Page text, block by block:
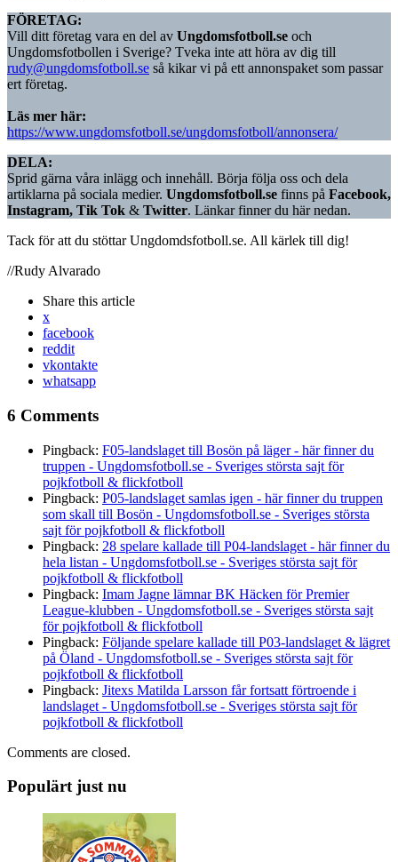
FÖRETAG:
Vill ditt företag vara en del av Ungdomsfotboll.se och
Ungdomsfotbollen i Sverige? Tveka inte att höra av dig till
rudy@ungdomsfotboll.se så kikar vi på ett annonspaket som passar
ert företag.
Läs mer här:
https://www.ungdomsfotboll.se/ungdomsfotboll/annonsera/
DELA:
Sprid gärna våra inlägg och innehåll. Börja följa oss och dela
artiklarna på sociala medier. Ungdomsfotboll.se finns på Facebook,
Instagram, Tik Tok & Twitter. Länkar finner du här nedan.
Tack för att du stöttar Ungdomdsfotboll.se. All kärlek till dig!
//Rudy Alvarado
Share this article
x
facebook
reddit
vkontakte
whatsapp
6 Comments
Pingback: F05-landslaget till Bosön på läger - här finner du
truppen - Ungdomsfotboll.se - Sveriges största sajt för
pojkfotboll & flickfotboll
Pingback: P05-landslaget samlas igen - här finner du truppen
som skall till Bosön - Ungdomsfotboll.se - Sveriges största
sajt för pojkfotboll & flickfotboll
Pingback: 28 spelare kallade till P04-landslaget - här finner du
hela listan - Ungdomsfotboll.se - Sveriges största sajt för
pojkfotboll & flickfotboll
Pingback: Imam Jagne lämnar BK Häcken för Premier
League-klubben - Ungdomsfotboll.se - Sveriges största sajt
för pojkfotboll & flickfotboll
Pingback: Följande spelare kallade till P03-landslaget & lägret
på Öland - Ungdomsfotboll.se - Sveriges största sajt för
pojkfotboll & flickfotboll
Pingback: Jitexs Matilda Larsson får fortsatt förtroende i
landslaget - Ungdomsfotboll.se - Sveriges största sajt för
pojkfotboll & flickfotboll
Comments are closed.
Populärt just nu